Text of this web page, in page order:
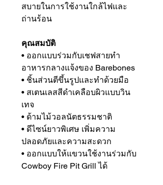
สบายในการใช้งานใกล้ไฟและ
ถ่านร้อน
คุณสมบัติ
• ออกแบบร่วมกับเชฟสายทำ
อาหารกลางแจ้งของ Barebones
• ชิ้นส่วนตีขึ้นรูปและทำด้วยมือ
• สเตนเลสสีดำเคลือบผิวแบบวิน
เทจ
• ด้ามไม้วอลนัตธรรมชาติ
• ดีไซน์ยาวพิเศษ เพิ่มความ
ปลอดภัยและความสะดวก
• ออกแบบให้แขวนใช้งานร่วมกับ
Cowboy Fire Pit Grill ได้